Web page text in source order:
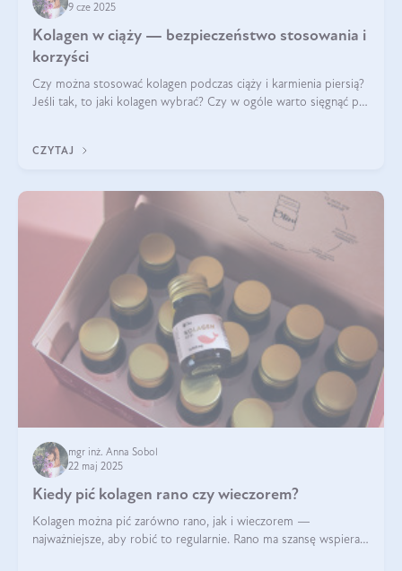
9 cze 2025
Kolagen w ciąży — bezpieczeństwo stosowania i
korzyści
Czy można stosować kolagen podczas ciąży i karmienia piersią?
Jeśli tak, to jaki kolagen wybrać? Czy w ogóle warto sięgnąć po
CZYTAJ
mgr inż. Anna Sobol
22 maj 2025
Kiedy pić kolagen rano czy wieczorem?
Kolagen można pić zarówno rano, jak i wieczorem —
najważniejsze, aby robić to regularnie. Rano ma szansę wspierać